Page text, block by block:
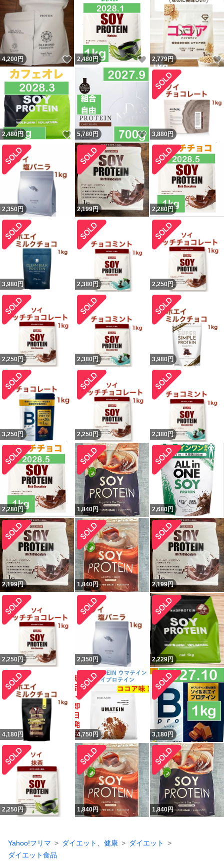
4,200円 いいね！
2,480円 いいね！
2,779円
2,480円 いいね！
5,780円 いいね！
3,880円
2,350 円 2,199円 2,280円
3,980 円 2,380 円 2,250 円
2,250 円 2,380 円 3,980 円
3,250 円 2,250 円 2,380 円
2,280円 1,840円 2,680円
2,199円 1,840円 2,199円
2,250 円 2,350 円 2,229円
4,180 円 4,750円 3,180円
2,250 円 1,840円 1,840円
Yahoo!フリマ ダイエット、健康
ダイエット
ダイエット食品